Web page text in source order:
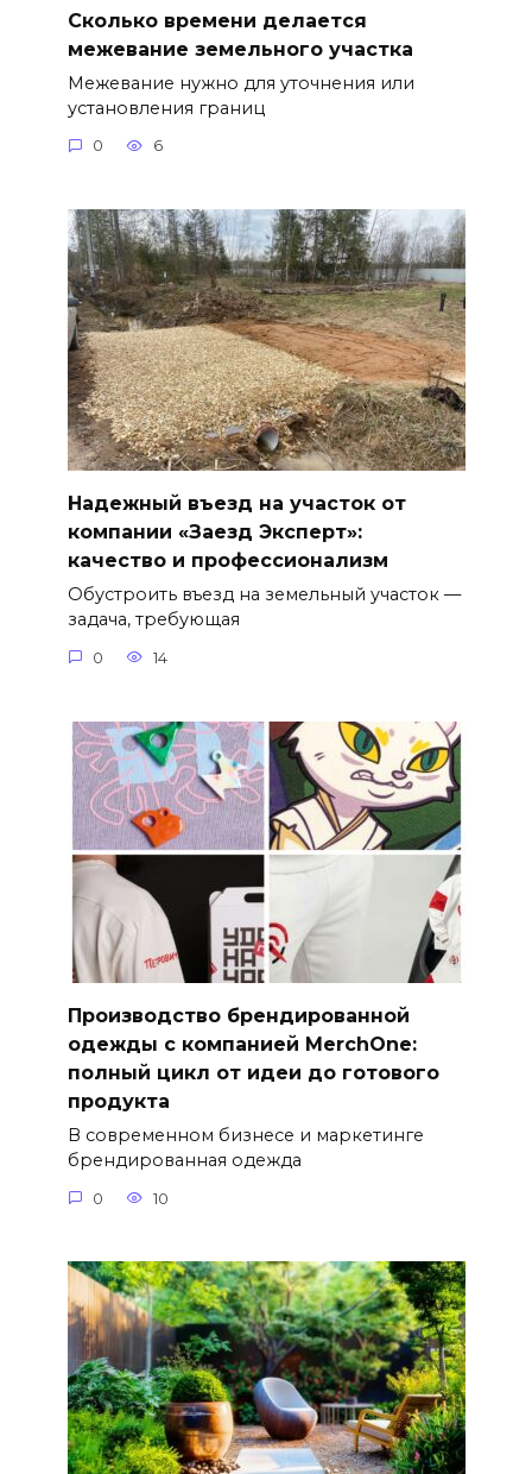
Сколько времени делается
межевание земельного участка
Межевание нужно для уточнения или
установления границ
0 6
Надежный въезд на участок от
компании «Заезд Эксперт»:
качество и профессионализм
Обустроить въезд на земельный участок —
задача, требующая
0 14
Производство брендированной
одежды с компанией MerchOne:
полный цикл от идеи до готового
продукта
В современном бизнесе и маркетинге
брендированная одежда
0 10